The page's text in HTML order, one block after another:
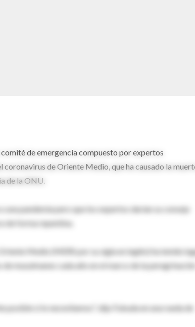
de emergencia compuesto por expertos
de Oriente Medio, que ha causado la
de la ONU.
una pandemia pero que los expertos darían su consejo
de forma repentina.
Medio (MERS por su sigla en inglés) ha tenido
musulmanes cada año en el marco de la
posible si lo necesitamos", dijo Fukuda en una rueda de